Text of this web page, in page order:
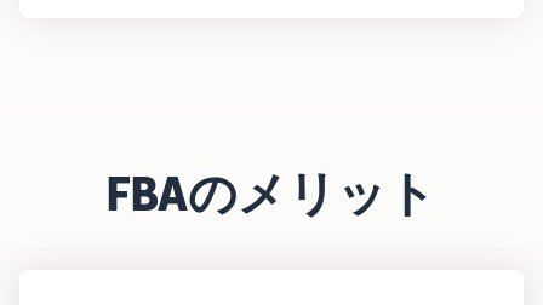
FBAのメリット